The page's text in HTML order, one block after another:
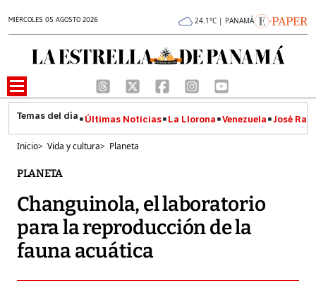
MIÉRCOLES 05 AGOSTO 2026 24.1°C | PANAMÁ
Últimas Noticias La Llorona Venezuela José
Inicio> Vida y cultura> Planeta
PLANETA
Changuinola, el laboratorio
para la reproducción de la
fauna acuática